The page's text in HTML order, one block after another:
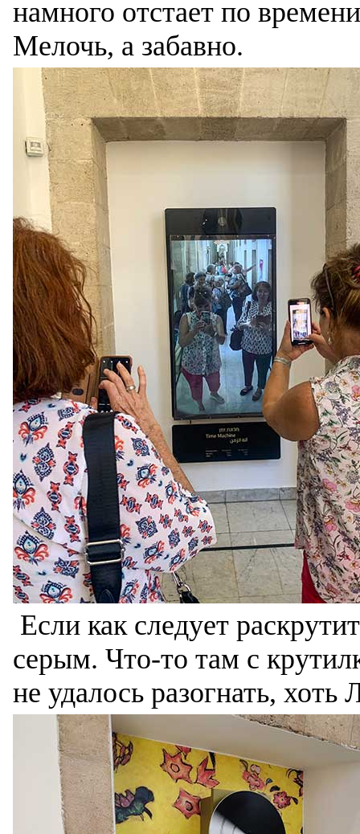
намного отстает по
Мелочь, а забавно.
Если как следует
серым. Что-то там с
не удалось разогнать, хоть